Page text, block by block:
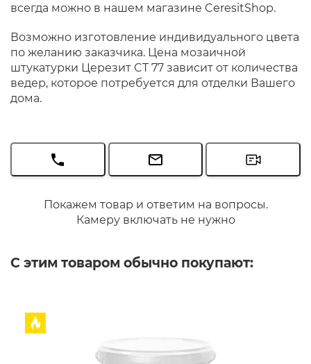
всегда можно в нашем магазине CeresitShop.
Возможно изготовление индивидуального цвета
по желанию заказчика. Цена мозаичной
штукатурки Церезит CT 77 зависит от количества
ведер, которое потребуется для отделки Вашего
дома.
Покажем товар и ответим на вопросы.
Камеру включать не нужно
С этим товаром обычно покупают: